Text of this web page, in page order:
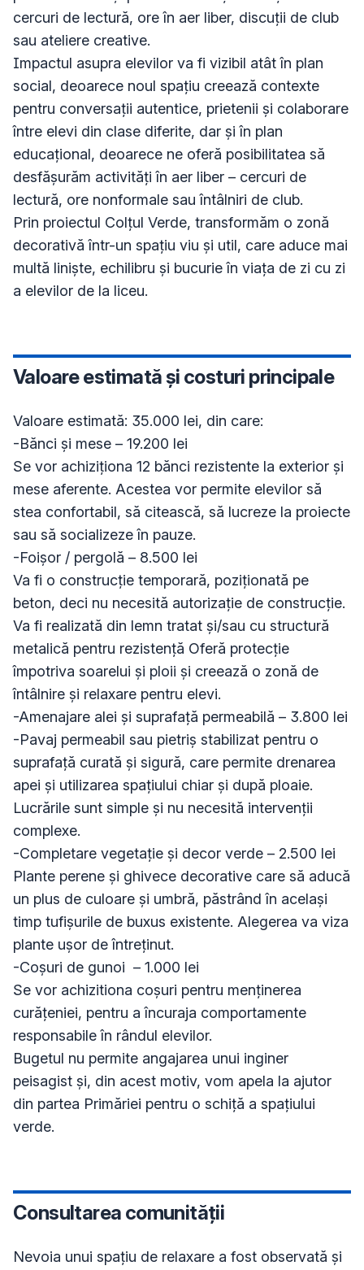
cercuri de lectură, ore în aer liber, discuții de club
sau ateliere creative.
Impactul asupra elevilor va fi vizibil atât în plan
social, deoarece noul spațiu creează contexte
pentru conversații autentice, prietenii și colaborare
între elevi din clase diferite, dar și în plan
educațional, deoarece ne oferă posibilitatea să
desfășurăm activități în aer liber – cercuri de
lectură, ore nonformale sau întâlniri de club.
Prin proiectul Colțul Verde, transformăm o zonă
decorativă într-un spațiu viu și util, care aduce mai
multă liniște, echilibru și bucurie în viața de zi cu zi
a elevilor de la liceu.
Valoare estimată și costuri principale
Valoare estimată: 35.000 lei, din care:
-Bănci și mese – 19.200 lei
Se vor achiziționa 12 bănci rezistente la exterior și
mese aferente. Acestea vor permite elevilor să
stea confortabil, să citească, să lucreze la proiecte
sau să socializeze în pauze.
-Foișor / pergolă – 8.500 lei
Va fi o construcție temporară, poziționată pe
beton, deci nu necesită autorizație de construcție.
Va fi realizată din lemn tratat și/sau cu structură
metalică pentru rezistență Oferă protecție
împotriva soarelui și ploii și creează o zonă de
întâlnire și relaxare pentru elevi.
-Amenajare alei și suprafață permeabilă – 3.800 lei
-Pavaj permeabil sau pietriș stabilizat pentru o
suprafață curată și sigură, care permite drenarea
apei și utilizarea spațiului chiar și după ploaie.
Lucrările sunt simple și nu necesită intervenții
complexe.
-Completare vegetație și decor verde – 2.500 lei
Plante perene și ghivece decorative care să aducă
un plus de culoare și umbră, păstrând în același
timp tufișurile de buxus existente. Alegerea va viza
plante ușor de întreținut.
-Coșuri de gunoi  – 1.000 lei
Se vor achizitiona coșuri pentru menținerea
curățeniei, pentru a încuraja comportamente
responsabile în rândul elevilor.
Bugetul nu permite angajarea unui inginer
peisagist și, din acest motiv, vom apela la ajutor
din partea Primăriei pentru o schiță a spațiului
Consultarea comunității
Nevoia unui spațiu de relaxare a fost observată și